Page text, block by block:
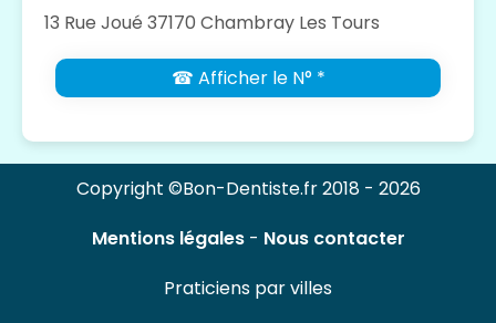
13 Rue Joué 37170 Chambray Les Tours
☎ Afficher le N° *
Copyright ©Bon-Dentiste.fr 2018 - 2026
Mentions légales- Nous contacter
Praticiens par villes